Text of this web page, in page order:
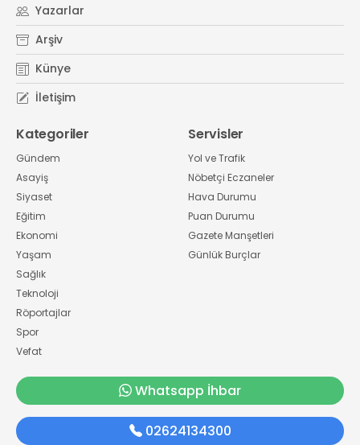
Yazarlar
Arşiv
Künye
İletişim
Kategoriler
Gündem
Asayiş
Siyaset
Eğitim
Ekonomi
Yaşam
Sağlık
Teknoloji
Röportajlar
Spor
Vefat
Servisler
Yol ve Trafik
Nöbetçi Eczaneler
Hava Durumu
Puan Durumu
Gazete Manşetleri
Günlük Burçlar
Whatsapp İhbar
02624134300